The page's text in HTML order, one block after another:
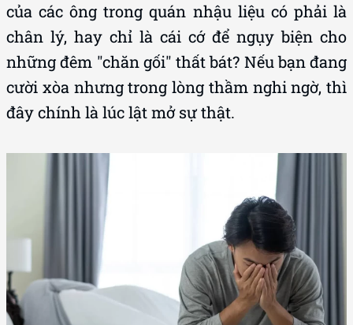
của các ông trong quán nhậu liệu có phải là
chân lý, hay chỉ là cái cớ để ngụy biện cho
những đêm "chăn gối" thất bát? Nếu bạn đang
cười xòa nhưng trong lòng thầm nghi ngờ, thì
đây chính là lúc lật mở sự thật.